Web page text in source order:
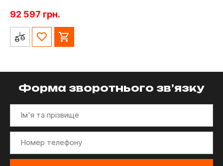
92 597 грн.
Форма зворотнього зв’язку